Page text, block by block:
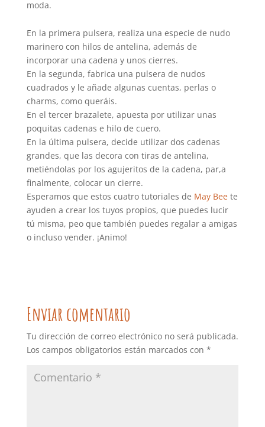
moda.
En la primera pulsera, realiza una especie de nudo
marinero con hilos de antelina, además de
incorporar una cadena y unos cierres.
En la segunda, fabrica una pulsera de nudos
cuadrados y le añade algunas cuentas, perlas o
charms, como queráis.
En el tercer brazalete, apuesta por utilizar unas
poquitas cadenas e hilo de cuero.
En la última pulsera, decide utilizar dos cadenas
grandes, que las decora con tiras de antelina,
metiéndolas por los agujeritos de la cadena, par,a
finalmente, colocar un cierre.
Esperamos que estos cuatro tutoriales de May Beete
ayuden a crear los tuyos propios, que puedes lucir
tú misma, peo que también puedes regalar a amigas
o incluso vender. ¡Animo!
Enviar comentario
Tu dirección de correo electrónico no será publicada.
Los campos obligatorios están marcados con *